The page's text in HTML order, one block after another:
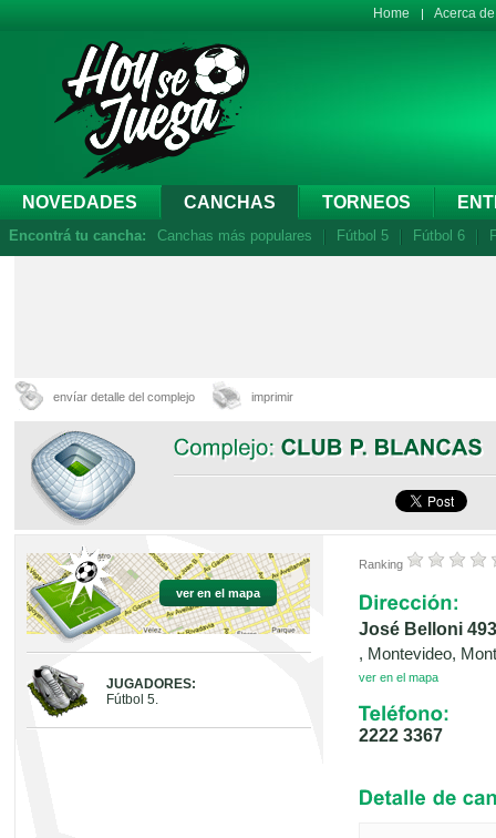
Home Acerca
NOVEDADES CANCHAS TORNEOS
Encontrá tu cancha: Canchas más populares Fútbol 5 Fútbol 6
envíar detalle del complejo imprimir
ver en el mapa
JUGADORES:
Fútbol 5.
Ranking
José Belloni
, Montevideo,
ver en el mapa
2222 3367